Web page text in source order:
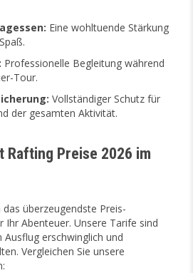
Eine wohltuende Stärkung
Professionelle Begleitung während
Tour.
Vollständiger Schutz für
der gesamten Aktivität.
Rafting Preise 2026 im
überzeugendste Preis-
Ihr Abenteuer. Unsere Tarife sind
erschwinglich und
Vergleichen Sie unsere